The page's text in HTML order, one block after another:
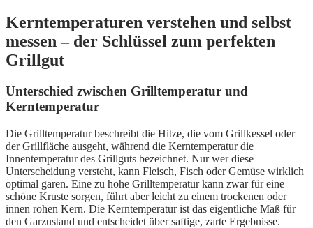
Kerntemperaturen verstehen und selbst
messen – der Schlüssel zum perfekten
Grillgut
Unterschied zwischen Grilltemperatur und
Kerntemperatur
Die Grilltemperatur beschreibt die Hitze, die vom Grillkessel oder
der Grillfläche ausgeht, während die Kerntemperatur die
Innentemperatur des Grillguts bezeichnet. Nur wer diese
Unterscheidung versteht, kann Fleisch, Fisch oder Gemüse wirklich
optimal garen. Eine zu hohe Grilltemperatur kann zwar für eine
schöne Kruste sorgen, führt aber leicht zu einem trockenen oder
innen rohen Kern. Die Kerntemperatur ist das eigentliche Maß für
den Garzustand und entscheidet über saftige, zarte Ergebnisse.